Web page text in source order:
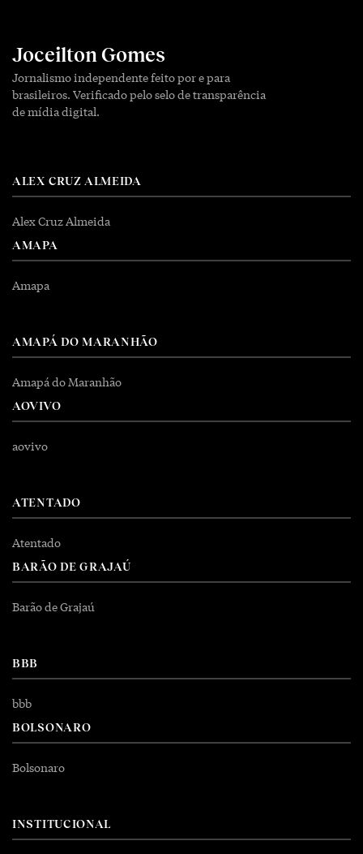
Joceilton Gomes
Jornalismo independente feito por e para
brasileiros. Verificado pelo selo de transparência
de mídia digital.
ALEX CRUZ ALMEIDA
Alex Cruz Almeida
AMAPA
Amapa
AMAPÁ DO MARANHÃO
Amapá do Maranhão
AOVIVO
aovivo
ATENTADO
Atentado
BARÃO DE GRAJAÚ
Barão de Grajaú
BBB
bbb
BOLSONARO
Bolsonaro
INSTITUCIONAL